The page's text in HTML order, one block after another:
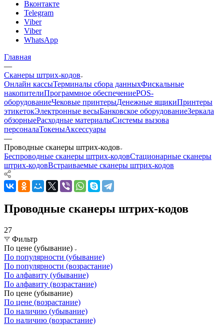
Вконтакте
Telegram
Viber
Viber
WhatsApp
Главная
—
Сканеры штрих-кодов
Онлайн кассыТерминалы сбора данныхФискальные
накопителиПрограммное обеспечениеPOS-
оборудованиеЧековые принтерыДенежные ящикиПринтеры
этикетокЭлектронные весыБанковское оборудованиеЗеркала
обзорныеРасходные материалыСистемы вызова
персоналаТокеныАксессуары
—
Проводные сканеры штрих-кодов
Беспроводные сканеры штрих-кодовСтационарные сканеры
штрих-кодовВстраиваемые сканеры штрих-кодов
Проводные сканеры штрих-кодов
27
Фильтр
По цене (убывание)
По популярности (убывание)
По популярности (возрастание)
По алфавиту (убывание)
По алфавиту (возрастание)
По цене (убывание)
По цене (возрастание)
По наличию (убывание)
По наличию (возрастание)